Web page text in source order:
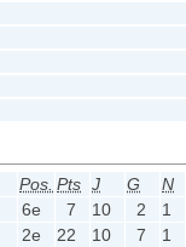
Pos. Pts J G N
6e 7 10 2 1
2e 22 10 7 1